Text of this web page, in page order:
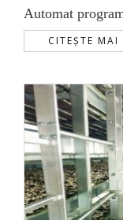
Automat
CITEȘTE MAI